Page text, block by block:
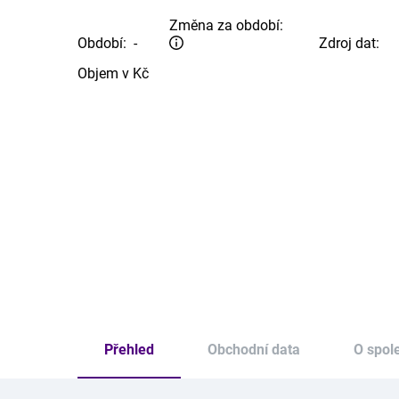
Období: -
Změna za období:
Zdroj dat:
Objem v Kč
Přehled Obchodní data O